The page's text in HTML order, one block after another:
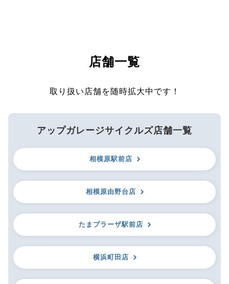
店舗一覧
取り扱い店舗を随時拡大中です！
アップガレージサイクルズ店舗一覧
相模原駅前店
相模原由野台店
たまプラーザ駅前店
横浜町田店